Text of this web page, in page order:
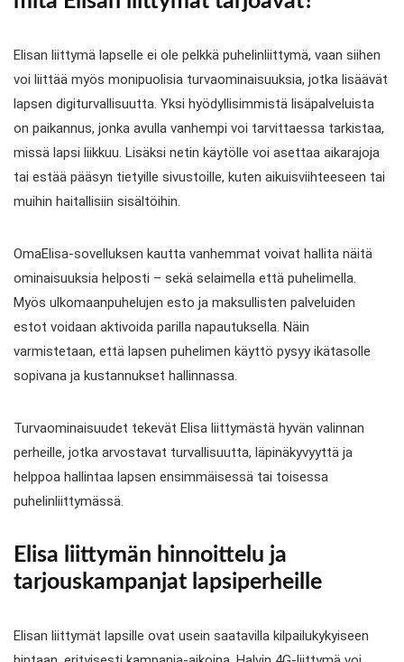
Elisan liittymä lapselle ei ole pelkkä puhelinliittymä, vaan siihen
voi liittää myös monipuolisia turvaominaisuuksia, jotka lisäävät
lapsen digiturvallisuutta. Yksi hyödyllisimmistä lisäpalveluista
on paikannus, jonka avulla vanhempi voi tarvittaessa tarkistaa,
missä lapsi liikkuu. Lisäksi netin käytölle voi asettaa aikarajoja
tai estää pääsyn tietyille sivustoille, kuten aikuisviihteeseen tai
muihin haitallisiin sisältöihin.
OmaElisa-sovelluksen kautta vanhemmat voivat hallita näitä
ominaisuuksia helposti – sekä selaimella että puhelimella.
Myös ulkomaanpuhelujen esto ja maksullisten palveluiden
estot voidaan aktivoida parilla napautuksella. Näin
varmistetaan, että lapsen puhelimen käyttö pysyy ikätasolle
sopivana ja kustannukset hallinnassa.
Turvaominaisuudet tekevät Elisa liittymästä hyvän valinnan
perheille, jotka arvostavat turvallisuutta, läpinäkyvyyttä ja
helppoa hallintaa lapsen ensimmäisessä tai toisessa
puhelinliittymässä.
Elisa liittymän hinnoittelu ja
tarjouskampanjat lapsiperheille
Elisan liittymät lapsille ovat usein saatavilla kilpailukykyiseen